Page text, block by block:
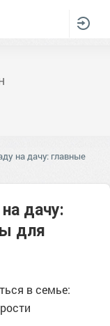
на дачу: главные
дачу:
для
в семье: